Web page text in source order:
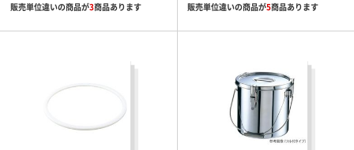
販売単位違いの商品が3商品あります 販売単位違いの商品が5商品あります